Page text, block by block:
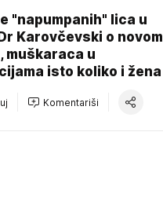
"napumpanih" lica u
Karovčevski o novom
muškaraca u
isto koliko i žena
Komentariši